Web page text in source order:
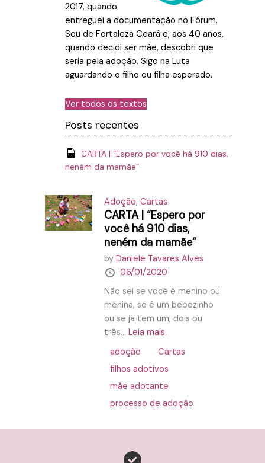
2017, quando
entreguei a documentação no Fórum.
Sou de Fortaleza Ceará e, aos 40 anos,
quando decidi ser mãe, descobri que
seria pela adoção. Sigo na Luta
aguardando o filho ou filha esperado.
Ver todos os textos
Posts recentes
CARTA | “Espero por você há 910 dias,
neném da mamãe”
Adoção, Cartas
CARTA | “Espero por
você há 910 dias,
neném da mamãe”
by Daniele Tavares Alves
06/01/2020
Não sei se você é menino ou
menina, se é um bebezinho
ou se já tem um, dois ou
três... Leia mais.
adoção
Cartas
filhos adotivos
mãe adotante
processo de adoção